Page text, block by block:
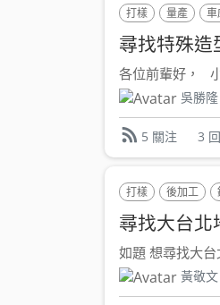
打樣 量產 車
尋找特殊造
各位前輩好，
吳勝隆
5 關注 3
打樣 後加工
尋找大台北
如題 想尋找大
黃敬文